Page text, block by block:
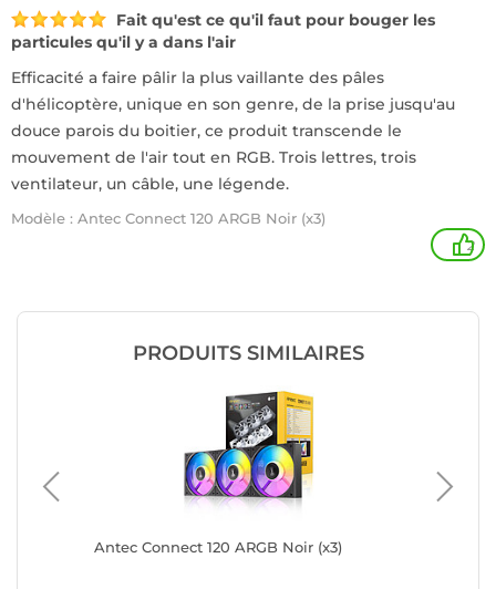
Fait qu'est ce qu'il faut pour bouger les
particules qu'il y a dans l'air
Efficacité a faire pâlir la plus vaillante des pâles
d'hélicoptère, unique en son genre, de la prise jusqu'au
douce parois du boitier, ce produit transcende le
mouvement de l'air tout en RGB. Trois lettres, trois
ventilateur, un câble, une légende.
Modèle : Antec Connect 120 ARGB Noir (x3)
2
PRODUITS SIMILAIRES
Antec Connect 120 ARGB Noir (x3)